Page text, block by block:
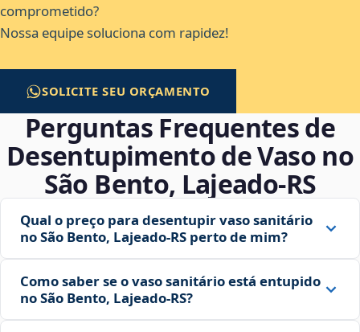
comprometido?
Nossa equipe soluciona com rapidez!
SOLICITE SEU ORÇAMENTO
Perguntas Frequentes de
Desentupimento de Vaso no
São Bento, Lajeado‑RS
Qual o preço para desentupir vaso sanitário
no São Bento, Lajeado‑RS perto de mim?
Como saber se o vaso sanitário está entupido
no São Bento, Lajeado‑RS?